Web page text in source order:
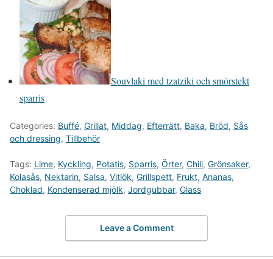
Souvlaki med tzatziki och smörstekt
sparris
Categories: Buffé, Grillat, Middag, Efterrätt, Baka, Bröd, Sås
och dressing, Tillbehör
Tags: Lime, Kyckling, Potatis, Sparris, Örter, Chili, Grönsaker,
Kolasås, Nektarin, Salsa, Vitlök, Grillspett, Frukt, Ananas,
Choklad, Kondenserad mjölk, Jordgubbar, Glass
Leave a Comment